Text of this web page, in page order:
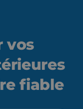
vos
fiable